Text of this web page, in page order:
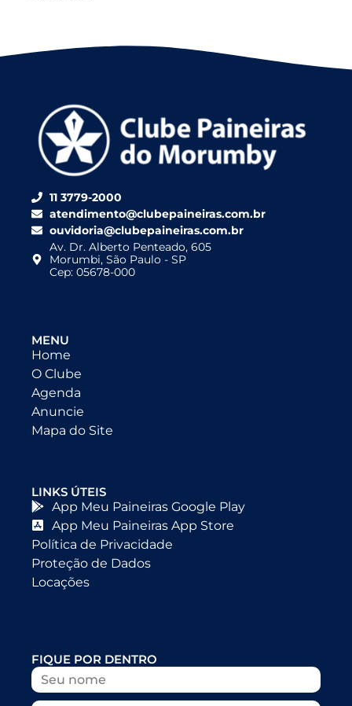
11 3779-2000
atendimento@clubepaineiras.com.br
ouvidoria@clubepaineiras.com.br
Av. Dr. Alberto Penteado, 605
Morumbi, São Paulo - SP
Cep: 05678-000
MENU
Home
O Clube
Agenda
Anuncie
Mapa do Site
LINKS ÚTEIS
App Meu Paineiras Google Play
App Meu Paineiras App Store
Política de Privacidade
Proteção de Dados
Locações
FIQUE POR DENTRO